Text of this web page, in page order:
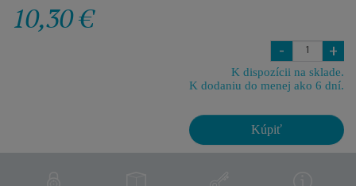
10,30 €
- +
K dispozícii na sklade.
K dodaniu do menej ako 6 dní.
Kúpiť